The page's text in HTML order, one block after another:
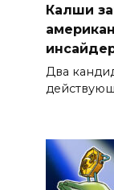
Калши
Два